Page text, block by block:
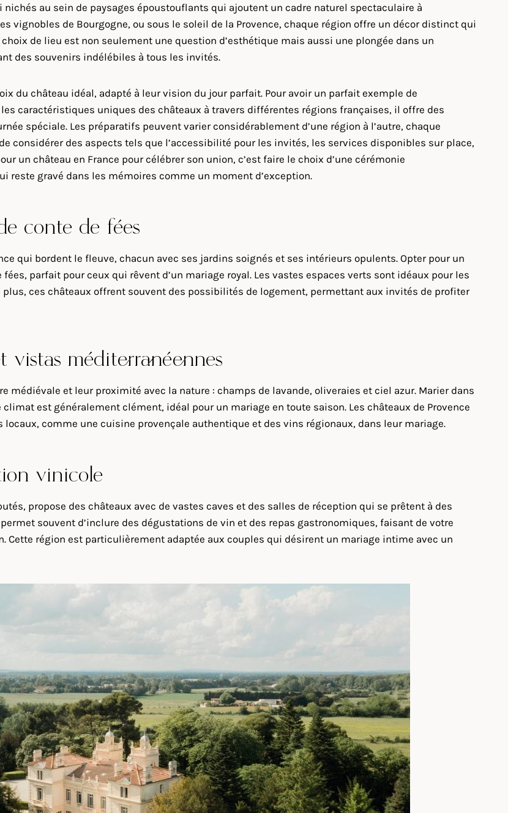
au sein de paysages époustouflants qui ajoutent un cadre naturel spectaculaire à
vignobles de Bourgogne, ou sous le soleil de la Provence, chaque région offre un décor distinct qui
de lieu est non seulement une question d’esthétique mais aussi une plongée dans un
des souvenirs indélébiles à tous les invités.
du château idéal, adapté à leur vision du jour parfait. Pour avoir un parfait exemple de
les caractéristiques uniques des châteaux à travers différentes régions françaises, il offre des
spéciale. Les préparatifs peuvent varier considérablement d’une région à l’autre, chaque
considérer des aspects tels que l’accessibilité pour les invités, les services disponibles sur place,
un château en France pour célébrer son union, c’est faire le choix d’une cérémonie
gravé dans les mémoires comme un moment d’exception.
conte de fées
qui bordent le fleuve, chacun avec ses jardins soignés et ses intérieurs opulents. Opter pour un
parfait pour ceux qui rêvent d’un mariage royal. Les vastes espaces verts sont idéaux pour les
ces châteaux offrent souvent des possibilités de logement, permettant aux invités de profiter
vistas méditerranéennes
médiévale et leur proximité avec la nature : champs de lavande, oliveraies et ciel azur. Marier dans
est généralement clément, idéal pour un mariage en toute saison. Les châteaux de Provence
comme une cuisine provençale authentique et des vins régionaux, dans leur mariage.
vinicole
propose des châteaux avec de vastes caves et des salles de réception qui se prêtent à des
souvent d’inclure des dégustations de vin et des repas gastronomiques, faisant de votre
Cette région est particulièrement adaptée aux couples qui désirent un mariage intime avec un